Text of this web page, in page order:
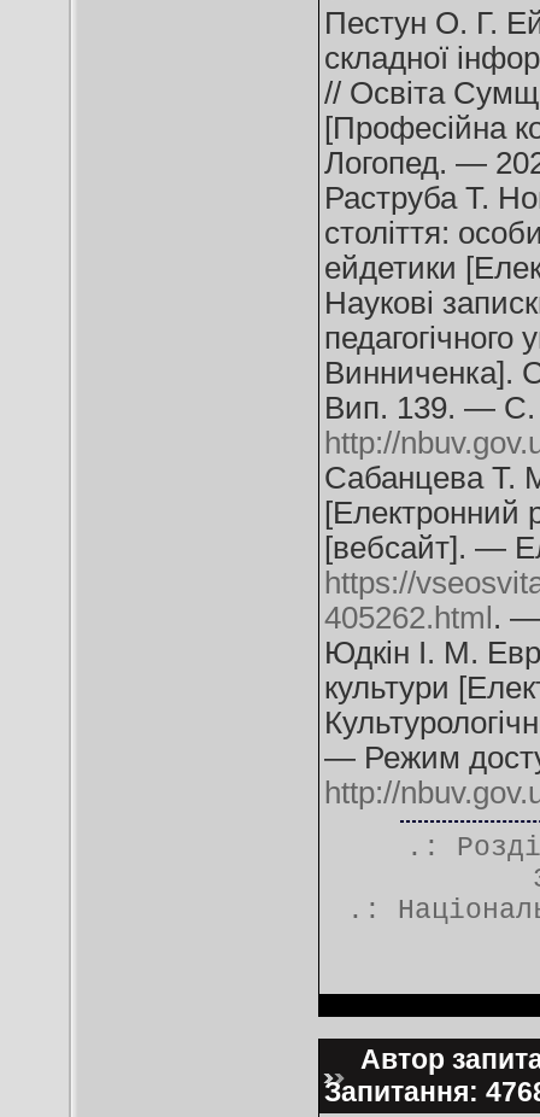
Пестун О. Г.
складної
// Освіта
[Професійна
Логопед. —
Раструба Т.
століття:
ейдетики
Наукові
педагогічного
Винниченка].
Вип. 139. — С.
http://
Сабанцева Т.
[Електронний
[вебсайт]. —
https://
405262.html . —
Юдкін І. М.
культури
— Режим
http://
.:
.:
Автор
Запитання: